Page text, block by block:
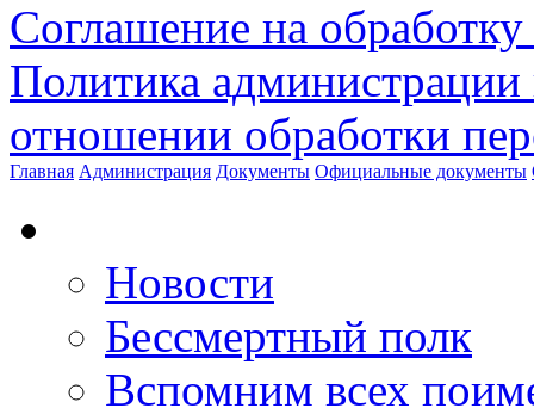
Соглашение на
Политика
отношении обработки
Главная Администрация Документы Официальные документы
Новости
Бессмертный полк
Вспомним всех